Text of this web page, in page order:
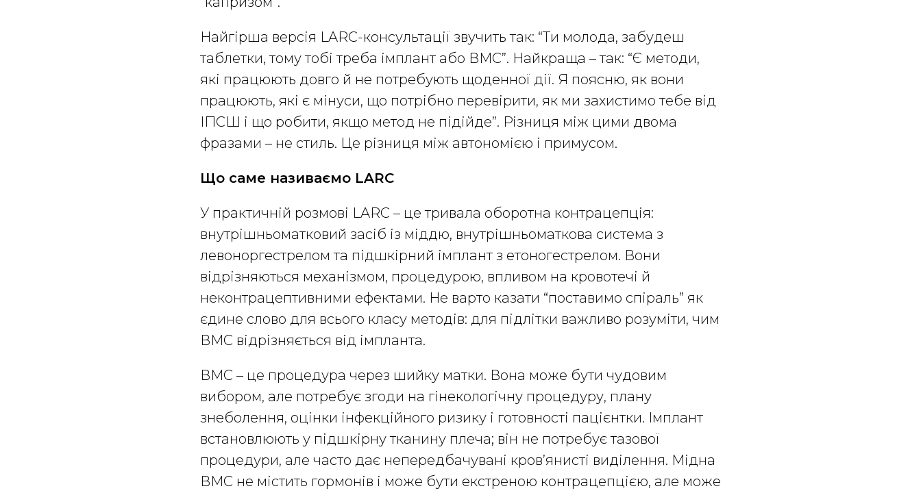
Найгірша версія LARC-консультації звучить так: “Ти молода, забудеш
таблетки, тому тобі треба імплант або ВМС”. Найкраща – так: “Є методи,
які працюють довго й не потребують щоденної дії. Я поясню, як вони
працюють, які є мінуси, що потрібно перевірити, як ми захистимо тебе від
ІПСШ і що робити, якщо метод не підійде”. Різниця між цими двома
фразами – не стиль. Це різниця між автономією і примусом.
Що саме називаємо LARC
У практичній розмові LARC – це тривала оборотна контрацепція:
внутрішньоматковий засіб із міддю, внутрішньоматкова система з
левоноргестрелом та підшкірний імплант з етоногестрелом. Вони
відрізняються механізмом, процедурою, впливом на кровотечі й
неконтрацептивними ефектами. Не варто казати “поставимо спіраль” як
єдине слово для всього класу методів: для підлітки важливо розуміти, чим
ВМС відрізняється від імпланта.
ВМС – це процедура через шийку матки. Вона може бути чудовим
вибором, але потребує згоди на гінекологічну процедуру, плану
знеболення, оцінки інфекційного ризику і готовності пацієнтки. Імплант
встановлюють у підшкірну тканину плеча; він не потребує тазової
процедури, але часто дає непередбачувані кров’янисті виділення. Мідна
ВМС не містить гормонів і може бути екстреною контрацепцією, але може